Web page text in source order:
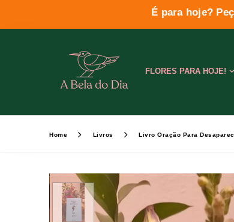
É para hoje?
FLORES PARA HOJE!
Home Livros Livro Oração Para